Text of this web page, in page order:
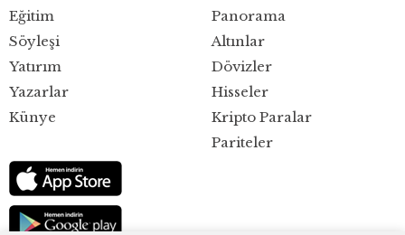
Eğitim
Panorama
Söyleşi
Yatırım
Yazarlar
Künye
Altınlar
Dövizler
Hisseler
Kripto Paralar
Pariteler